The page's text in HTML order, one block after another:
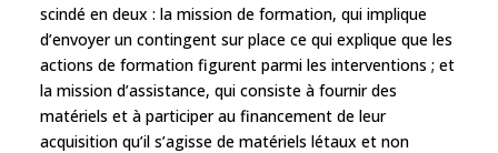
scindé en deux : la mission de formation, qui implique
d’envoyer un contingent sur place ce qui explique que les
actions de formation figurent parmi les interventions ; et
la mission d’assistance, qui consiste à fournir des
matériels et à participer au financement de leur
acquisition qu’il s’agisse de matériels létaux et non